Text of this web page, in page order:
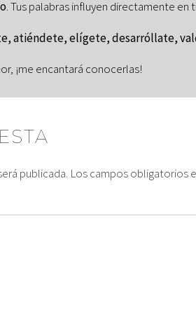
. Tus palabras influyen directamente
atiéndete, elígete, desarróllate,
¡me encantará conocerlas!
publicada. Los campos obligatorios